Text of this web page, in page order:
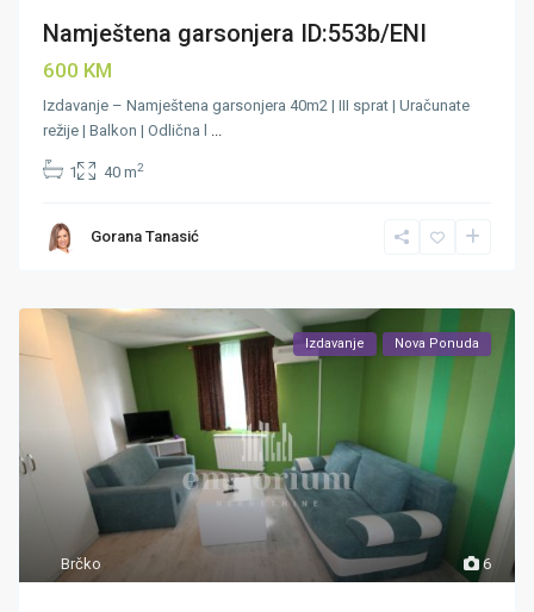
Namještena garsonjera ID:553b/ENI
600 KM
Izdavanje – Namještena garsonjera 40m2 | III sprat | Uračunate
režije | Balkon | Odlična l ...
1 40 m2
Gorana Tanasić
6
Brčko
Izdavanje Nova Ponuda